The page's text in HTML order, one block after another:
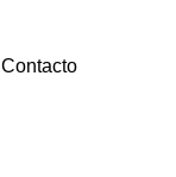
Contacto